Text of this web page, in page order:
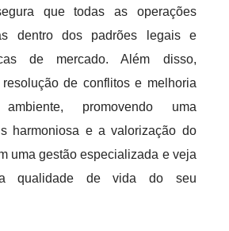
que todas as operações
dentro dos padrões legais e
de mercado. Além disso,
de conflitos e melhoria
promovendo uma
harmoniosa e a valorização do
uma gestão especializada e veja
qualidade de vida do seu